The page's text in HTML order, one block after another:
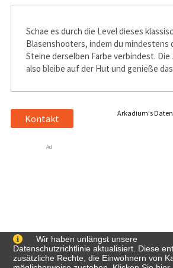
Schaffe es durch die Level dieses
Blasenshooters, indem du mindestens
Steine derselben Farbe verbindest.
also bleibe auf der Hut und genieße
Arkadium's
Kontakt
Ad
Wir haben unlängst unsere
Datenschutzrichtlinie aktualisiert. Diese
zusätzliche Rechte, die Einwohnern von